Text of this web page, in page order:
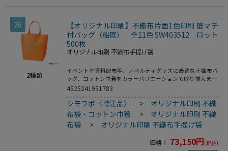
26
2種類
【オリジナル印刷】不織布片面1色印刷 底マチ
付バッグ（船底） 全11色 SW403512 ロット
500枚
オリジナル印刷 不織布手提げ袋
イベントや資料配布等、ノベルティグッズに最適な不織布バ
ッグ、コットン巾着をカラーバリエーションで取り揃えまし
た。片面シルク1色印刷、印刷領域は別途テンプレートでご
4525241951783
シモラボ〈特注品〉 > オリジナル印刷 不織
布袋・コットン巾着
> オリジナル印刷 不織
布袋
> オリジナル印刷 不織布手提げ袋
価格： 73,150円(税込)